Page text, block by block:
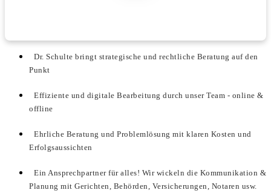
Dr. Schulte bringt strategische und rechtliche Beratung auf den
Punkt
Effiziente und digitale Bearbeitung durch unser Team - online &
offline
Ehrliche Beratung und Problemlösung mit klaren Kosten und
Erfolgsaussichten
Ein Ansprechpartner für alles! Wir wickeln die Kommunikation &
Planung mit Gerichten, Behörden, Versicherungen, Notaren usw.